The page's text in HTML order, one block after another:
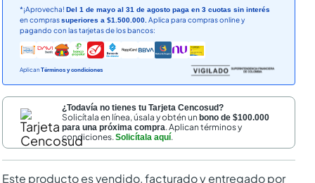
*¡Aprovecha!Del 1 de mayo al 31 de agosto paga en 3 cuotas sin interés
en comprassuperiores a $1.500.000. Aplica para compras online y
pagando con las tarjetas de los bancos:
Aplican Términos y condiciones
¿Todavía no tienes tu Tarjeta Cencosud?
Solicítala en línea, úsala y obtén unbono de $100.000
para una próxima compra. Aplican términos y
condiciones.Solicítala aquí.
Este producto es vendido, facturado y entregado por